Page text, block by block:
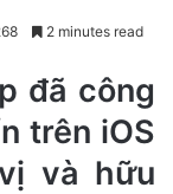
2 minutes read
đã công
trên iOS
và hữu